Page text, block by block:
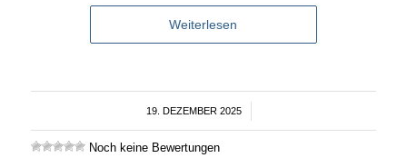
Weiterlesen
19. DEZEMBER 2025
/
Noch keine Bewertungen